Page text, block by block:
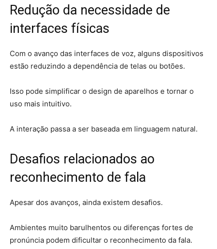
Redução da necessidade de
interfaces físicas
Com o avanço das interfaces de voz, alguns dispositivos
estão reduzindo a dependência de telas ou botões.
Isso pode simplificar o design de aparelhos e tornar o
uso mais intuitivo.
A interação passa a ser baseada em linguagem natural.
Desafios relacionados ao
reconhecimento de fala
Apesar dos avanços, ainda existem desafios.
Ambientes muito barulhentos ou diferenças fortes de
pronúncia podem dificultar o reconhecimento da fala.